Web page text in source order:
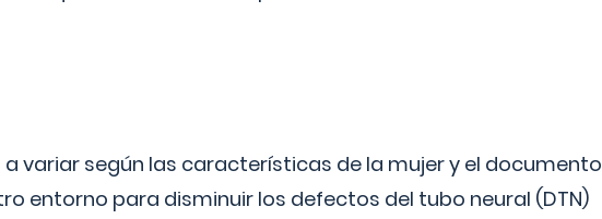
variar según las características de la mujer y el documento
entorno para disminuir los defectos del tubo neural (DTN)